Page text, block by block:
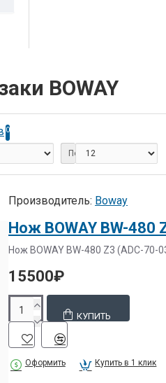
BOWAY
0
Показать:
Производитель: Boway
Нож BOWAY BW-480
Нож BOWAY BW-480 Z3 (ADC-70-
15500₽
КУПИТЬ
Оформить Купить в 1 клик